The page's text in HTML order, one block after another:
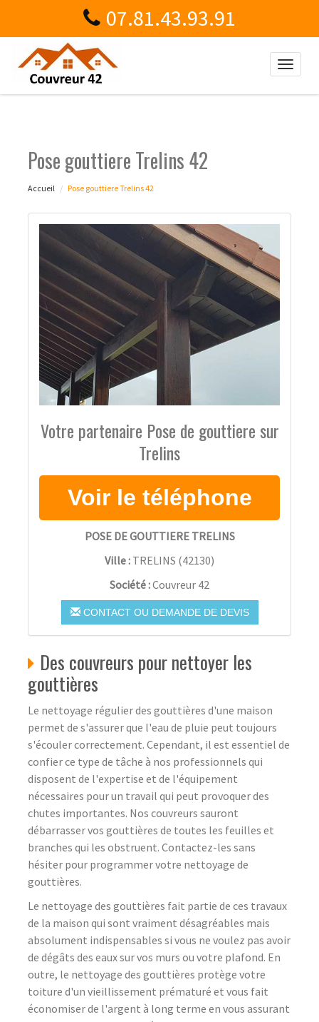
07.81.43.93.91
Toggle
Pose gouttiere Trelins 42
Accueil Pose gouttiere Trelins 42
Votre partenaire Pose de gouttiere sur
Trelins
POSE DE GOUTTIERE TRELINS
Ville : TRELINS (42130)
Société :Couvreur 42
CONTACT OU DEMANDE DE DEVIS
Des couvreurs pour nettoyer les
gouttières
Le nettoyage régulier des gouttières d'une maison
permet de s'assurer que l'eau de pluie peut toujours
s'écouler correctement. Cependant, il est essentiel de
confier ce type de tâche à nos professionnels qui
disposent de l'expertise et de l'équipement
nécessaires pour un travail qui peut provoquer des
chutes importantes. Nos couvreurs sauront
débarrasser vos gouttières de toutes les feuilles et
branches qui les obstruent. Contactez-les sans
hésiter pour programmer votre nettoyage de
gouttières.
Le nettoyage des gouttières fait partie de ces travaux
de la maison qui sont vraiment désagréables mais
absolument indispensables si vous ne voulez pas avoir
de dégâts des eaux sur vos murs ou votre plafond. En
outre, le nettoyage des gouttières protège votre
toiture d'un vieillissement prématuré et vous fait
économiser de l'argent à long terme en vous assurant